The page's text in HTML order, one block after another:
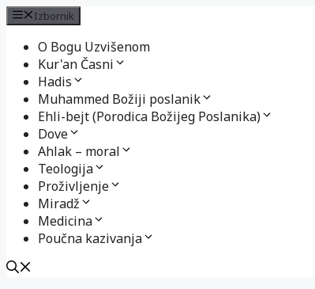
Izbornik
O Bogu Uzvišenom
Kur'an Časni
Hadis
Muhammed Božiji poslanik
Ehli-bejt (Porodica Božijeg Poslanika)
Dove
Ahlak – moral
Teologija
Proživljenje
Miradž
Medicina
Poučna kazivanja